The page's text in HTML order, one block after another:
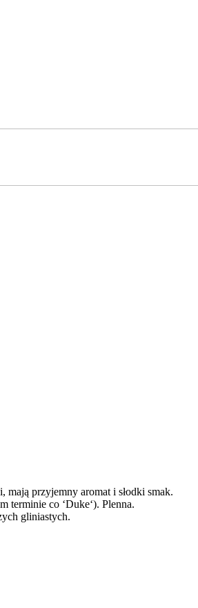
przyjemny aromat i słodki smak.
terminie co ‘Duke‘). Plenna.
gliniastych.